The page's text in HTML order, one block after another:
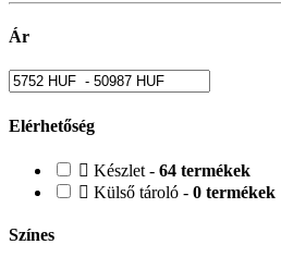
Ár
Elérhetőség
Készlet - 64 termékek
Külső tároló - 0 termékek
Színes